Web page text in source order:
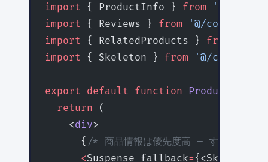
import { ProductInfo } from '@/
import { Reviews } from '@/
import { RelatedProducts } from
import { Skeleton } from '@/
export default function ProductPage
  return
(
    <
div>
      {
/* 商品情報は優先度高 — すぐ表示 */
      <
Suspense fallback= {<Skeleton